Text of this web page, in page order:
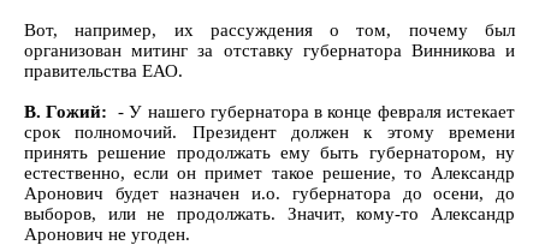
Вот, например, их рассуждения о том, почему был
организован митинг за отставку губернатора Винникова и
правительства ЕАО.
В. Гожий: - У нашего губернатора в конце февраля истекает
срок полномочий. Президент должен к этому времени
принять решение продолжать ему быть губернатором, ну
естественно, если он примет такое решение, то Александр
Аронович будет назначен и.о. губернатора до осени, до
выборов, или не продолжать. Значит, кому-то Александр
Аронович не угоден.